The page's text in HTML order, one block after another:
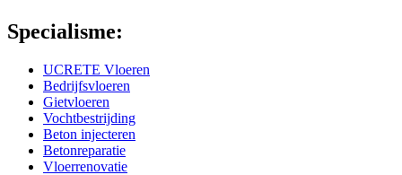
Specialisme:
UCRETE Vloeren
Bedrijfsvloeren
Gietvloeren
Vochtbestrijding
Beton injecteren
Betonreparatie
Vloerrenovatie